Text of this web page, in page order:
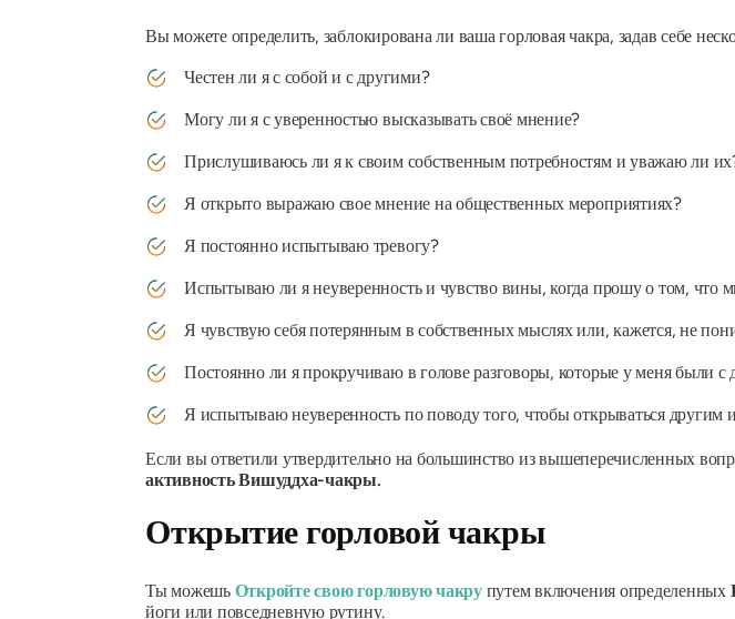
Вы можете определить, заблокирована ли ваша горловая чакра, задав себе
Честен ли я с собой и с другими?
Могу ли я с уверенностью высказывать своё мнение?
Прислушиваюсь ли я к своим собственным потребностям и уважаю ли
Я открыто выражаю свое мнение на общественных мероприятиях?
Я постоянно испытываю тревогу?
Испытываю ли я неуверенность и чувство вины, когда прошу о том, что
Я чувствую себя потерянным в собственных мыслях или, кажется, не
Постоянно ли я прокручиваю в голове разговоры, которые у меня были
Я испытываю неуверенность по поводу того, чтобы открываться другим
Если вы ответили утвердительно на большинство из вышеперечисленных
активность Вишуддха-чакры.
Открытие горловой чакры
Ты можешь Откройте свою горловую чакрупутем включения определенных
йоги или повседневную рутину.